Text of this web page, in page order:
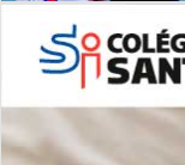
Desafios | Saiba mais